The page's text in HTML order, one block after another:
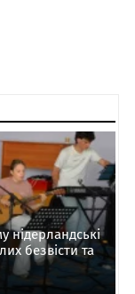
нідерландські
безвісти та